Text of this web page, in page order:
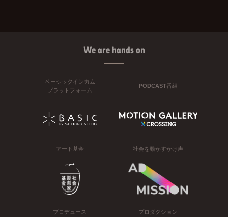
We are hands on
ベーシックインカム
プラットフォーム
PODCAST番組
アート基金 社会を動かすかけ声
プロデュース プロダクション